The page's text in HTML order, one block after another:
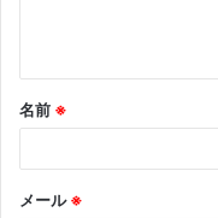
名前 ※
メール※